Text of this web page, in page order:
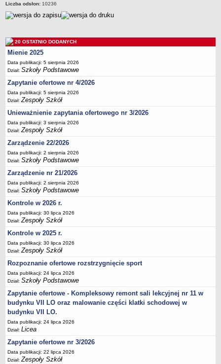
Dane podstawowe
Statut
Godziny dyżurów
Ogłoszenie
Zarządzenia
Kontrole
Rejestry, ewidencje, archiwa
Sprawozdania
Deklaracja dostępności
PORADNIE PSYCHOLOGICZNO-PEDAGOGICZNE
Zespół Poradni
BIURO FINANSÓW OŚWIATY
Dane podstawowe
Statut
Majątek
Godziny dyżurów
Ogłoszenia
Zarządzenia
Rejestry, ewidencje, archiwa
Kontrole
PONOWNE WYKORZYSTYWANIE
Sprawozdania
Deklaracja dostępności
DEKLARACJA DOSTĘPNOŚCI
OŚWIADCZENIA MAJĄTKOWE
PONOWNE WYKORZYSTYWANIE
OCHRONA DANYCH OSOBOWYCH
Liczba odsłon: 10236
20 OSTATNIO DODANYCH
Mienie 2025
Data publikacji: 5 sierpnia 2026
Dział:Szkoły Podstawowe
Zapytanie ofertowe nr 4/2026
Data publikacji: 5 sierpnia 2026
Dział:Zespoły Szkół
Unieważnienie zapytania ofertowego nr 3/2026
Data publikacji: 3 sierpnia 2026
Dział:Zespoły Szkół
Zarządzenie 22/2026
Data publikacji: 2 sierpnia 2026
Dział:Szkoły Podstawowe
Zarządzenie nr 21/2026
Data publikacji: 2 sierpnia 2026
Dział:Szkoły Podstawowe
Kontrole w 2026 r.
Data publikacji: 30 lipca 2026
Dział:Zespoły Szkół
Kontrole w 2025 r.
Data publikacji: 30 lipca 2026
Dział:Zespoły Szkół
Rozpoznanie ofertowe rozstrzygnięcie sport
Data publikacji: 24 lipca 2026
Dział:Szkoły Podstawowe
Zapytanie ofertowe - Kompleksowy remont sali lekcyjnej nr 11 w
budynku VII LO oraz malowanie części klatki schodowej w
budynku VII LO.
Data publikacji: 24 lipca 2026
Dział:Licea
Zapytanie ofertowe nr 3/2026
Data publikacji: 22 lipca 2026
Dział:Zespoły Szkół